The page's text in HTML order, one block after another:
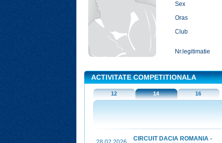
Sex
Oras
Club
Nr.legitimatie
ACTIVITATE COMPETITIONALA
12 14 16
CIRCUIT DACIA ROMANIA -